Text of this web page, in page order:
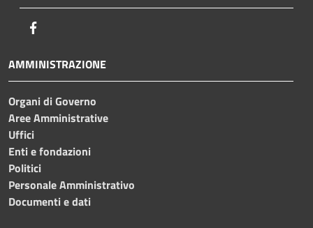
AMMINISTRAZIONE
Organi di Governo
Aree Amministrative
Uffici
Enti e fondazioni
Politici
Personale Amministrativo
Documenti e dati